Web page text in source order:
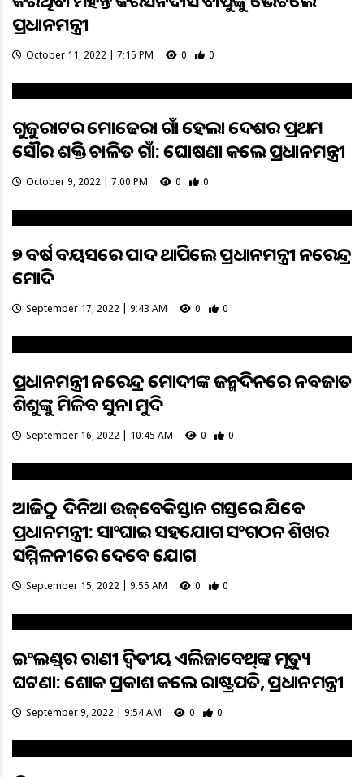
ପ୍ରଧାନମନ୍ତ୍ରୀ
October 11, 2022 | 7:15 PM 0 0
ଗୁଜୁରାଟର ମୋଢେରା ଗାଁ ହେଲା ଦେଶର ପ୍ରଥମ
ସୌର ଶକ୍ତି ଚାଳିତ ଗାଁ: ଘୋଷଣା କଲେ ପ୍ରଧାନମନ୍ତ୍ରୀ
October 9, 2022 | 7:00 PM 0 0
୭୨ ବର୍ଷ ବୟସରେ ପାଦ ଥାପିଲେ ପ୍ରଧାନମନ୍ତ୍ରୀ ନରେନ୍ଦ୍ର
ମୋଦି
September 17, 2022 | 9:43 AM 0 0
ପ୍ରଧାନମନ୍ତ୍ରୀ ନରେନ୍ଦ୍ର ମୋଦୀଙ୍କ ଜନ୍ମଦିନରେ ନବଜାତ
ଶିଶୁଙ୍କୁ ମିଳିବ ସୁନା ମୁଦି
September 16, 2022 | 10:45 AM 0 0
ଆଜିଠୁ ୨ ଦିନିଆ ଉଜ୍‌ବେକିସ୍ତାନ ଗସ୍ତରେ ଯିବେ
ପ୍ରଧାନମନ୍ତ୍ରୀ: ସାଂଘାଇ ସହଯୋଗ ସଂଗଠନ ଶିଖର
ସମ୍ମିଳନୀରେ ଦେବେ ଯୋଗ
September 15, 2022 | 9:55 AM 0 0
ଇଂଲଣ୍ଡ୍‌ର ରାଣୀ ଦ୍ବିତୀୟ ଏଲିଜାବେଥ୍‌ଙ୍କ ମୃତ୍ୟୁ
ଘଟଣା: ଶୋକ ପ୍ରକାଶ କଲେ ରାଷ୍ଟ୍ରପତି, ପ୍ରଧାନମନ୍ତ୍ରୀ
September 9, 2022 | 9:54 AM 0 0